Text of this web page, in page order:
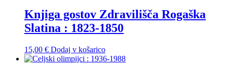
Knjiga gostov Zdravilišča Rogaška
Slatina : 1823-1850
15,00 € Dodaj v košarico